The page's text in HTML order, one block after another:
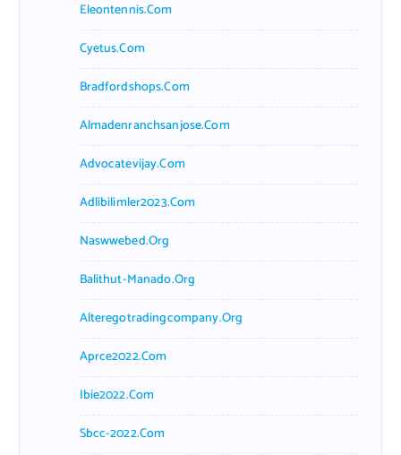
Eleontennis.com
Cyetus.com
Bradfordshops.com
Almadenranchsanjose.com
Advocatevijay.com
Adlibilimler2023.com
Naswwebed.org
Balithut-Manado.org
Alteregotradingcompany.org
Aprce2022.com
Ibie2022.com
Sbcc-2022.com